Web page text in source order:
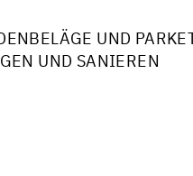
UND
UND SANIEREN